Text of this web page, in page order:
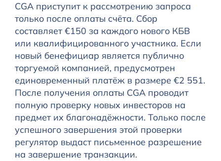
CGA приступит к рассмотрению запроса
только после оплаты счёта. Сбор
составляет €150 за каждого нового КБВ
или квалифицированного участника. Если
новый бенефициар является публично
торгуемой компанией, предусмотрен
единовременный платёж в размере €2 551.
После получения оплаты CGA проводит
полную проверку новых инвесторов на
предмет их благонадёжности. Только после
успешного завершения этой проверки
регулятор выдаст письменное разрешение
на завершение транзакции.